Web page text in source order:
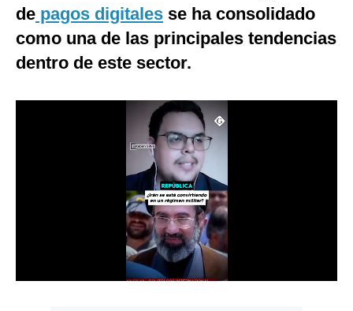
Internacional
Tecnología
Club del Suscriptor
de pagos digitales se ha consolidado
como una de las principales tendencias
dentro de este sector.